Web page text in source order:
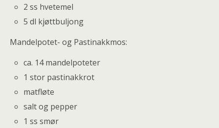
2 ss hvetemel
5 dl kjøttbuljong
Mandelpotet- og Pastinakkmos:
ca. 14 mandelpoteter
1 stor pastinakkrot
matfløte
salt og pepper
1 ss smør